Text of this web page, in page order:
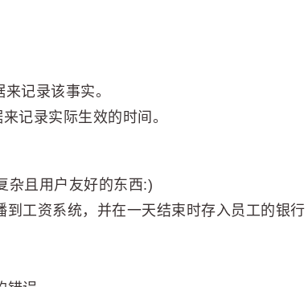
记录该事实。
记录实际生效的时间。
杂且用户友好的东西:)
工资系统，并在一天结束时存入员工的银行